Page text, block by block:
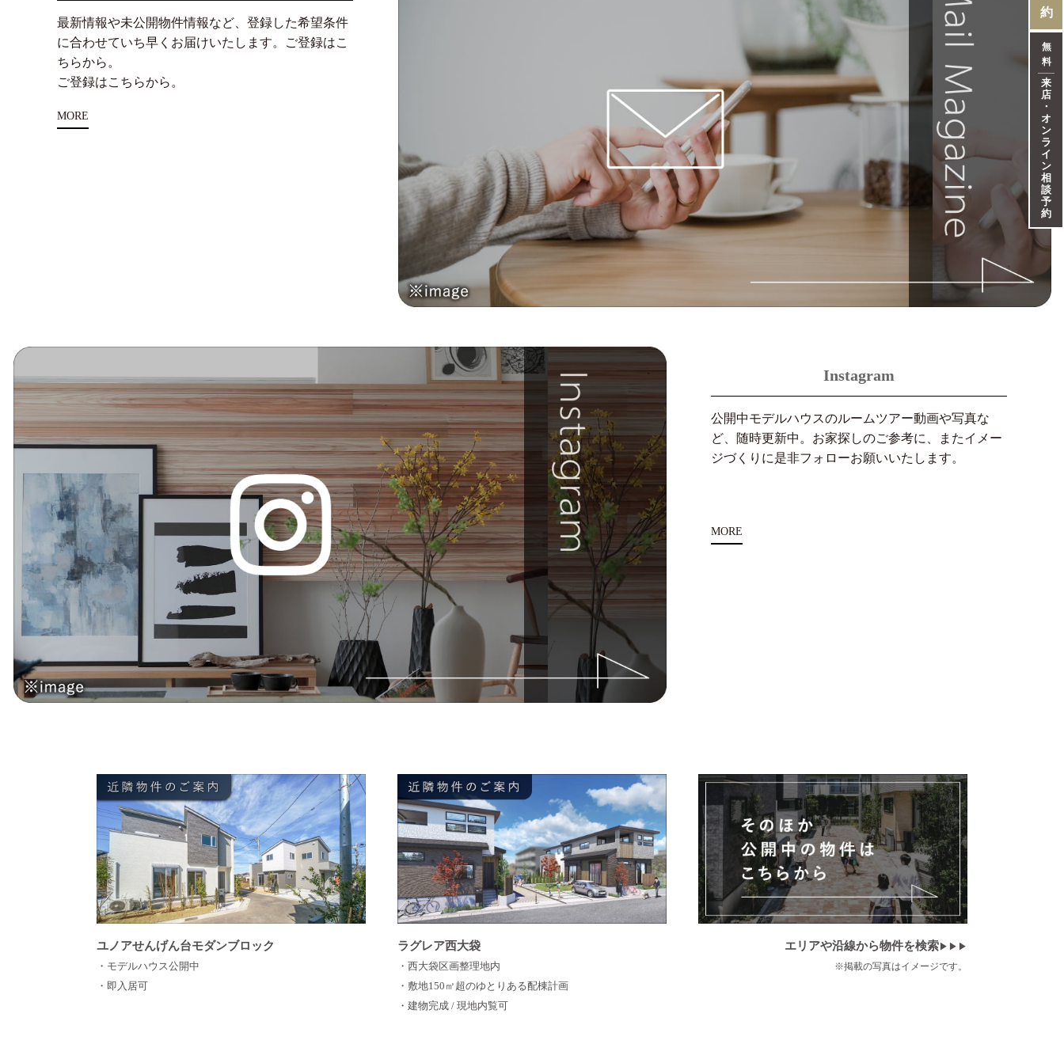
最新情報や未公開物件情報など、登録した希望条件
に合わせていち早くお届けいたします。ご登録はこ
ちらから。
ご登録はこちらから。
MORE
Instagram
公開中モデルハウスのルームツアー動画や写真な
ど、随時更新中。お家探しのご参考に、またイメー
ジづくりに是非フォローお願いいたします。
MORE
ユノアせんげん台モダンブロック
・モデルハウス公開中
・即入居可
ラグレア西大袋
・西大袋区画整理地内
・敷地150㎡超のゆとりある配棟計画
・建物完成 / 現地内覧可
エリアや沿線から物件を検索▶▶▶
※掲載の写真はイメージです。
約
無
料
来
店
・
オ
ン
ラ
イ
ン
相
談
予
約